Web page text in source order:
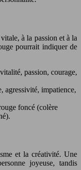
à la passion et à la
pourrait indiquer de
passion, courage,
agressivité, impatience,
foncé (colère
et la créativité. Une
joyeuse, tandis